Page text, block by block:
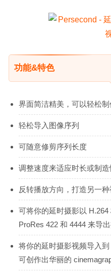
功能&特色
界面简洁精美，可以轻松制
轻松导入图像序列
可随意修剪序列长度
调整速度来适应时长或制
反转播放方向，打造另一种
可将你的延时摄影以
ProRes 422 和 4444 来导
将你的延时摄影视频导入
可创作出华丽的